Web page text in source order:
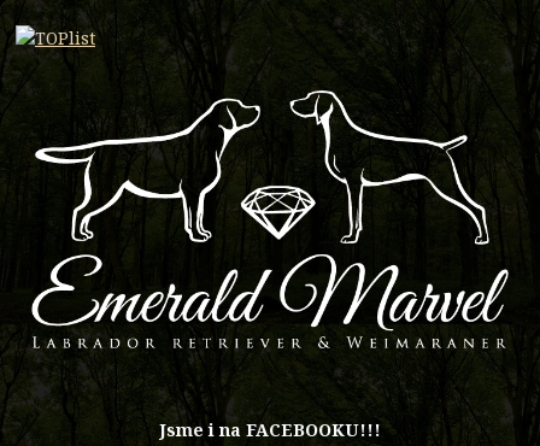
​Jsme i na FACEBOOKU!!!